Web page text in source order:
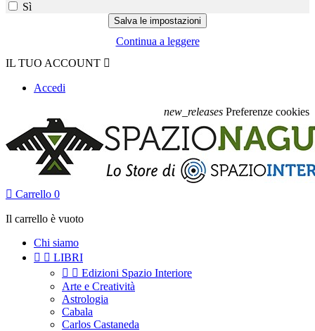
Sì
Continua a leggere
IL TUO ACCOUNT 
Accedi
new_releases Preferenze cookies
 Carrello 0
Il carrello è vuoto
Chi siamo
  LIBRI
  Edizioni Spazio Interiore
Arte e Creatività
Astrologia
Cabala
Carlos Castaneda